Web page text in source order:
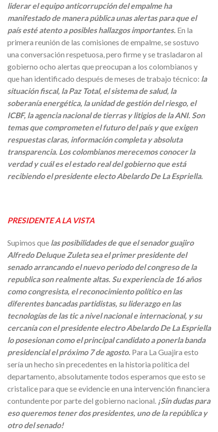
liderar el equipo anticorrupción del empalme ha
manifestado de manera pública unas alertas para que el
país esté atento a posibles hallazgos importantes. En la
primera reunión de las comisiones de empalme, se sostuvo
una conversación respetuosa, pero firme y se trasladaron al
gobierno ocho alertas que preocupan a los colombianos y
que han identificado después de meses de trabajo técnico: la
situación fiscal, la Paz Total, el sistema de salud, la
soberanía energética, la unidad de gestión del riesgo, el
ICBF, la agencia nacional de tierras y litigios de la ANI. Son
temas que comprometen el futuro del país y que exigen
respuestas claras, información completa y absoluta
transparencia. Los colombianos merecemos conocer la
verdad y cuál es el estado real del gobierno que está
recibiendo el presidente electo Abelardo De La Espriella.
PRESIDENTE A LA VISTA
Supimos que las posibilidades de que el senador guajiro
Alfredo Deluque Zuleta sea el primer presidente del
senado arrancando el nuevo periodo del congreso de la
republica son realmente altas. Su experiencia de 16 años
como congresista, el reconocimiento político en las
diferentes bancadas partidistas, su liderazgo en las
tecnologías de las tic a nivel nacional e internacional, y su
cercanía con el presidente electro Abelardo De La Espriella
lo posesionan como el principal candidato a ponerla banda
presidencial el próximo 7 de agosto. Para La Guajira esto
sería un hecho sin precedentes en la historia política del
departamento, absolutamente todos esperamos que esto se
cristalice para que se evidencie en una intervención financiera
contundente por parte del gobierno nacional. ¡Sin dudas para
eso queremos tener dos presidentes, uno de la república y
otro del senado!